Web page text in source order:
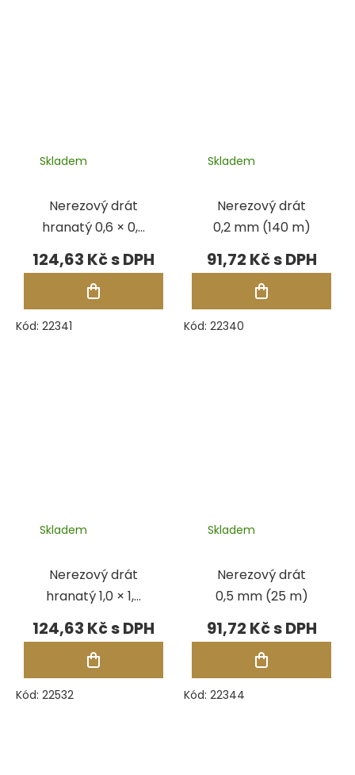
Nerezový drát
hranatý 0,6 × 0,6
mm (5 m)
Skladem
124,63 Kč
Kód: 22341
Nerezový drát
0,2 mm (140 m)
Skladem
91,72 Kč
Kód: 22340
Nerezový drát
hranatý 1,0 × 1,0
mm (5 m)
Skladem
124,63 Kč
Kód: 22532
Nerezový drát
0,5 mm (25 m)
Skladem
91,72 Kč
Kód: 22344